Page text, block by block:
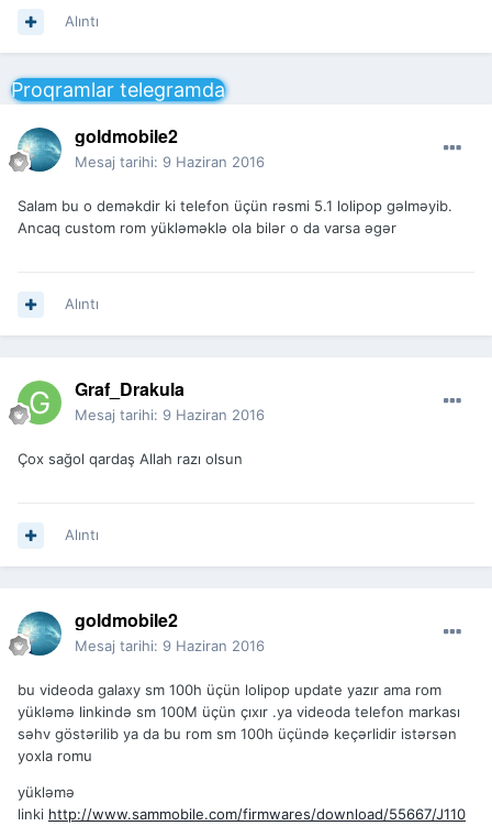
Alıntı
Proqramlar telegramda
goldmobile2
Mesaj tarihi: 9 Haziran 2016
Salam bu o deməkdir ki telefon üçün rəsmi 5.1 lolipop gəlməyib.
Ancaq custom rom yükləməklə ola bilər o da varsa əgər
Alıntı
Graf_Drakula
Mesaj tarihi: 9 Haziran 2016
Çox sağol qardaş Allah razı olsun
Alıntı
goldmobile2
Mesaj tarihi: 9 Haziran 2016
bu videoda galaxy sm 100h üçün lolipop update yazır ama rom
yükləmə linkində sm 100M üçün çıxır .ya videoda telefon markası
səhv göstərilib ya da bu rom sm 100h üçündə keçərlidir istərsən
yoxla romu
yükləmə
linki http://www.sammobile.com/firmwares/download/55667/J110